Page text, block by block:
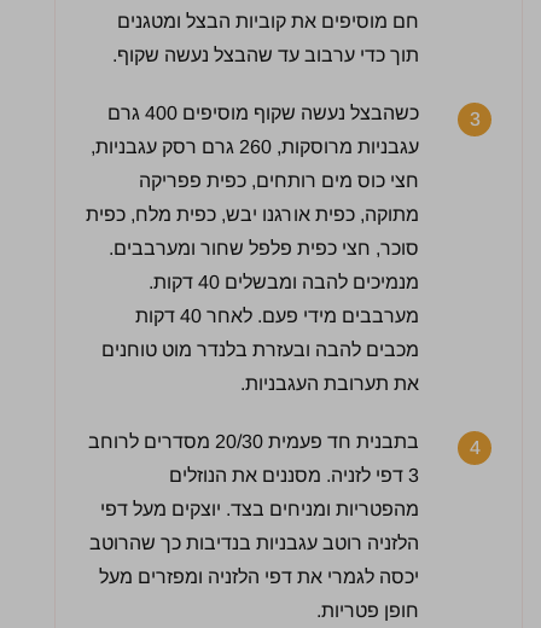
חם מוסיפים את קוביות הבצל ומטגנים
תוך כדי ערבוב עד שהבצל נעשה שקוף.
3
כשהבצל נעשה שקוף מוסיפים 400 גרם
עגבניות מרוסקות, 260 גרם רסק עגבניות,
חצי כוס מים רותחים, כפית פפריקה
מתוקה, כפית אורגנו יבש, כפית מלח, כפית
סוכר, חצי כפית פלפל שחור ומערבבים.
מנמיכים להבה ומבשלים 40 דקות.
מערבבים מידי פעם. לאחר 40 דקות
מכבים להבה ובעזרת בלנדר מוט טוחנים
את תערובת העגבניות.
4
בתבנית חד פעמית 20/30 מסדרים לרוחב
3 דפי לזניה. מסננים את הנוזלים
מהפטריות ומניחים בצד. יוצקים מעל דפי
הלזניה רוטב עגבניות בנדיבות כך שהרוטב
יכסה לגמרי את דפי הלזניה ומפזרים מעל
חופן פטריות.